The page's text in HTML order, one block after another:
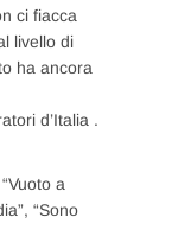
ci fiacca
livello di
ha ancora
d’Italia .
a
“Sono